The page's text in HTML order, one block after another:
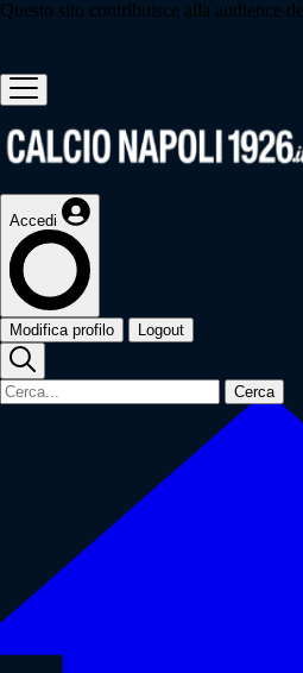
Questo sito contribuisce alla audience de
Accedi
Modifica profilo Logout
Cerca